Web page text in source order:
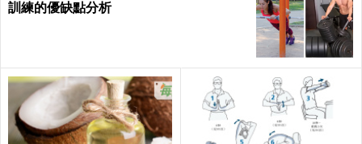
訓練的優缺點分析